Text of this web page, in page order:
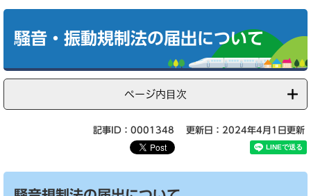
騒音・振動規制法の届出について
ページ内目次
記事ID：0001348 更新日：2024年4月1日更新